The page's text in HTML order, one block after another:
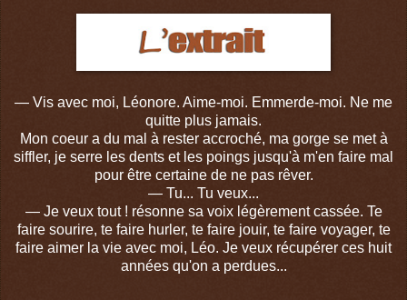
— Vis avec moi, Léonore. Aime-moi. Emmerde-moi. Ne me
quitte plus jamais.
Mon coeur a du mal à rester accroché, ma gorge se met à
siffler, je serre les dents et les poings jusqu'à m'en faire mal
pour être certaine de ne pas rêver.
— Tu... Tu veux...
— Je veux tout ! résonne sa voix légèrement cassée. Te
faire sourire, te faire hurler, te faire jouir, te faire voyager, te
faire aimer la vie avec moi, Léo. Je veux récupérer ces huit
années qu'on a perdues...